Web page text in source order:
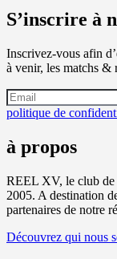
S’inscrire à
Inscrivez-vous afin
à venir, les matchs
politique de
à propos
REEL XV, le club de
2005. A destination
partenaires de notre
Découvrez qui nous